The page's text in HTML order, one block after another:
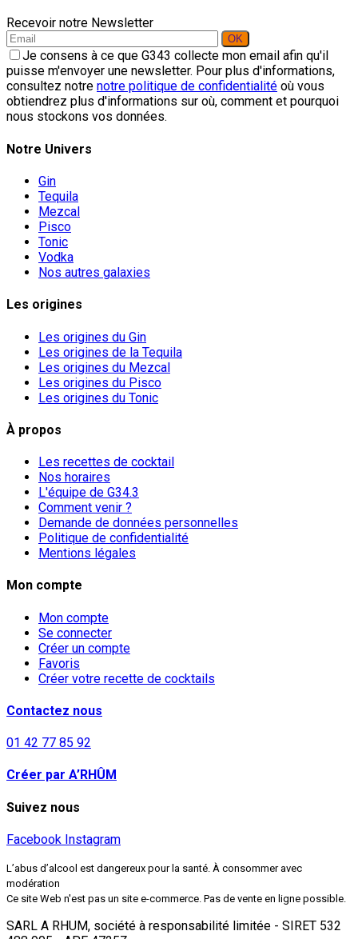
Recevoir notre Newsletter
Je consens à ce que G343 collecte mon email afin qu'il
puisse m'envoyer une newsletter. Pour plus d'informations,
consultez notre notre politique de confidentialité où vous
obtiendrez plus d'informations sur où, comment et pourquoi
nous stockons vos données.
Notre Univers
Gin
Tequila
Mezcal
Pisco
Tonic
Vodka
Nos autres galaxies
Les origines
Les origines du Gin
Les origines de la Tequila
Les origines du Mezcal
Les origines du Pisco
Les origines du Tonic
À propos
Les recettes de cocktail
Nos horaires
L'équipe de G34.3
Comment venir ?
Demande de données personnelles
Politique de confidentialité
Mentions légales
Mon compte
Mon compte
Se connecter
Créer un compte
Favoris
Créer votre recette de cocktails
Contactez nous
01 42 77 85 92
Créer par A’RHÛM
Suivez nous
Facebook Instagram
L’abus d’alcool est dangereux pour la santé. À consommer avec
modération
Ce site Web n'est pas un site e-commerce. Pas de vente en ligne possible.
SARL A RHUM, société à responsabilité limitée - SIRET 532